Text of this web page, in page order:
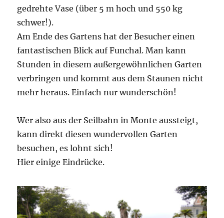
gedrehte Vase (über 5 m hoch und 550 kg
schwer!).
Am Ende des Gartens hat der Besucher einen
fantastischen Blick auf Funchal. Man kann
Stunden in diesem außergewöhnlichen Garten
verbringen und kommt aus dem Staunen nicht
mehr heraus. Einfach nur wunderschön!
Wer also aus der Seilbahn in Monte aussteigt,
kann direkt diesen wundervollen Garten
besuchen, es lohnt sich!
Hier einige Eindrücke.